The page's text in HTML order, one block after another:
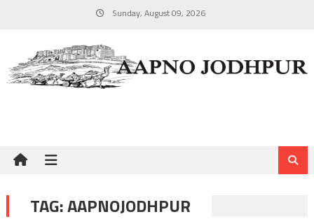
Sunday, August 09, 2026
TAG:AAPNOJODHPUR